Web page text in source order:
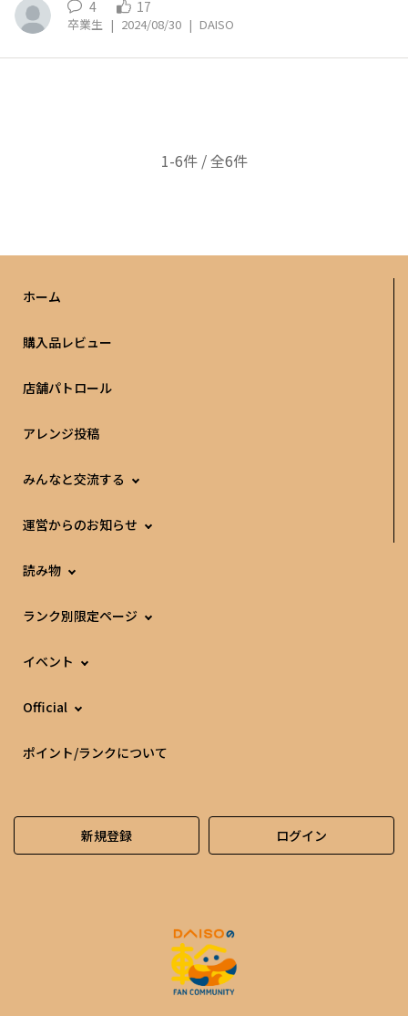
4 17
卒業生 | 2024/08/30 | DAISO
1-6件 / 全6件
ホーム
購入品レビュー
店舗パトロール
アレンジ投稿
みんなと交流する
運営からのお知らせ
読み物
ランク別限定ページ
イベント
Official
ポイント/ランクについて
新規登録 ログイン